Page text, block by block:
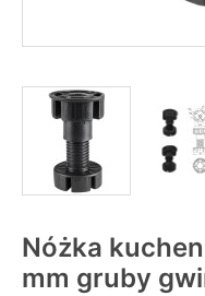
Nóżka
mm gruby